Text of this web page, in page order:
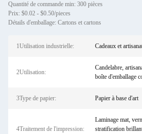
Quantité de commande min: 300 pièces
Prix: $0.02 - $0.50/pieces
Détails d'emballage: Cartons et cartons
1Utilisation industrielle: Cadeaux et
2Utilisation:
Candelabre,
boîte d'emballage
3Type de papier: Papier à base d'art
4Traitement de l'impression:
Laminage mat,
stratification